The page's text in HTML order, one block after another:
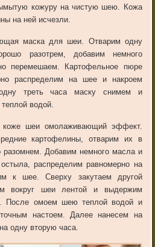
кожуру на чистую шею. Кожа
на ней исчезли.
маска для шеи. Отварим одну
разотрем, добавим немного
перемешаем. Картофельное пюре
распределим на шее и накроем
треть часа маску снимем и
водой.
коже шеи омолаживающий эффект.
картофелины, отварим их в
разомнем. Добавим немного масла и
распределим равномерно на
к шее. Сверху закутаем другой
вокруг шеи лентой и выдержим
После омоем шею теплой водой и
настоем. Далее нанесем на
одну вторую часа.